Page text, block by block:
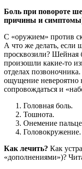
Боль при повороте
причины и
С «оружием» против
А что же делать, если
просквозили? Шейная
произошли какие-то
отделах
ощущение невероятно
сопровождаться и
Головная боль.
Тошнота.
Онемение
Головокружение.
Как лечить? Как
«дополнениями»)?